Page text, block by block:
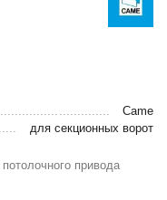
Came
для секционных ворот
привода